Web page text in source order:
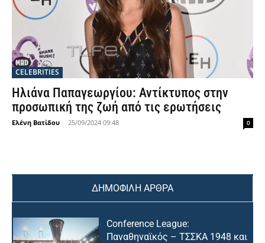
CELEBRITIES
Ηλιάνα Παπαγεωργίου: Αντίκτυπος στην
προσωπική της ζωή από τις ερωτήσεις
Ελένη Βατίδου - 25/09/2024 09:48 0
ΔΗΜΟΦΙΛΗ ΑΡΘΡΑ
Conference League:
Παναθηναϊκός – ΤΣΣΚΑ 1948 και